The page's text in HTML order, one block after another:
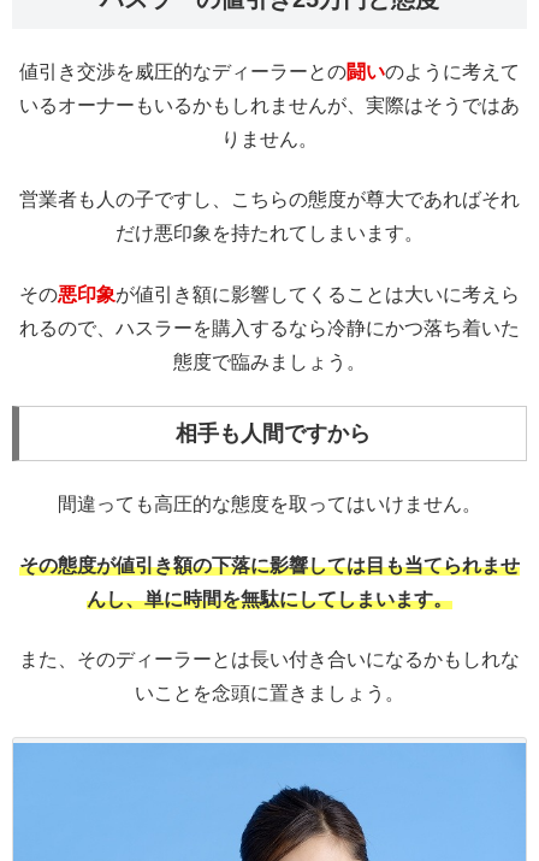
値引き交渉を威圧的なディーラーとの闘いのように考えて
いるオーナーもいるかもしれませんが、実際はそうではあ
りません。
営業者も人の子ですし、こちらの態度が尊大であればそれ
だけ悪印象を持たれてしまいます。
その悪印象が値引き額に影響してくることは大いに考えら
れるので、ハスラーを購入するなら冷静にかつ落ち着いた
態度で臨みましょう。
相手も人間ですから
間違っても高圧的な態度を取ってはいけません。
その態度が値引き額の下落に影響しては目も当てられませ
んし、単に時間を無駄にしてしまいます。
また、そのディーラーとは長い付き合いになるかもしれな
いことを念頭に置きましょう。